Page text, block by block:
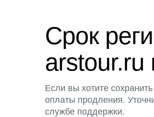
Срок
arstour.ru
Если вы хотите
оплаты продления.
службе поддержки.